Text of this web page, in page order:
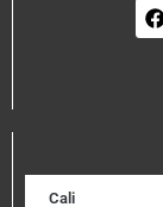
Cali